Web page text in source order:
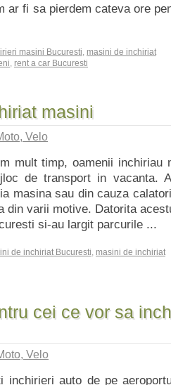
ar fi sa pierdem cateva ore
masini Bucuresti, masini de inchiriat
, rent a car Bucuresti
masini
Velo
mult timp, oamenii inchiriau
de transport in vacanta.
masina sau din cauza
din varii motive. Datorita
si-au largit parcurile ...
de inchiriat Bucuresti, masini de inchiriat
cei ce vor sa
Velo
inchirieri auto de pe